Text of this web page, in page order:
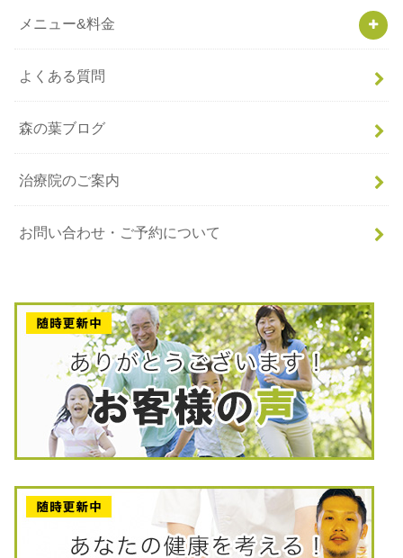
メニュー&料金
よくある質問
森の葉ブログ
治療院のご案内
お問い合わせ・ご予約について